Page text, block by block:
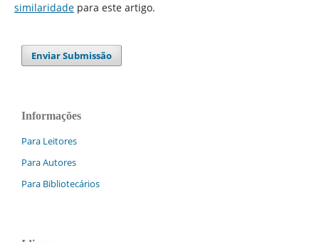
similaridadepara este artigo.
Enviar Submissão
Informações
Para Leitores
Para Autores
Para Bibliotecários